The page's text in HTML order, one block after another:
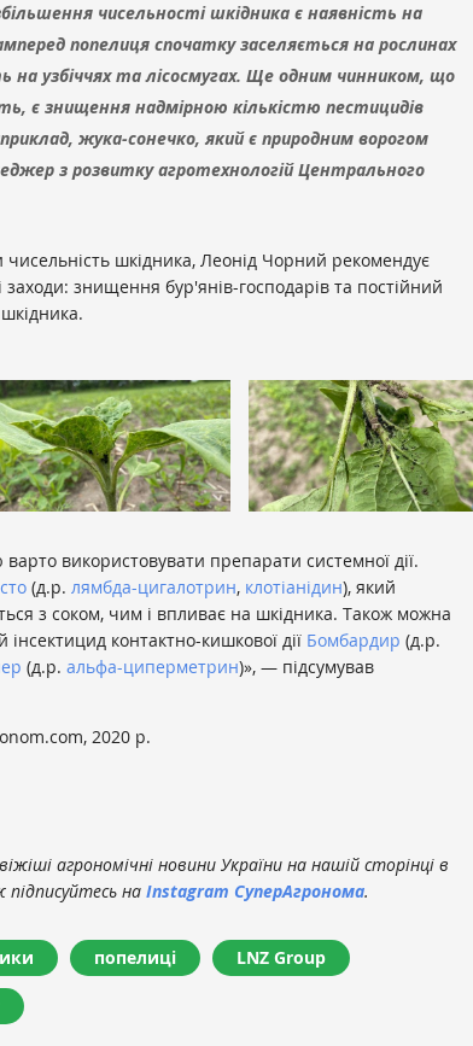
чисельності шкідника є наявність на
попелиця спочатку заселяється на рослинах
на узбіччях та лісосмугах. Ще одним чинником, що
є знищення надмірною кількістю пестицидів
жука-сонечко, який є природним ворогом
з розвитку агротехнологій Центрального
шкідника, Леонід Чорний рекомендує
знищення бур'янів-господарів та постійний
використовувати препарати системної дії.
(д.р. лямбда-цигалотрин, клотіанідин), який
з соком, чим і впливає на шкідника. Також можна
контактно-кишкової дії Бомбардир (д.р.
(д.р. альфа-циперметрин)», — підсумував
2020 р.
агрономічні новини України на нашій сторінці в
на Instagram СуперАгронома.
попелиці LNZ Group